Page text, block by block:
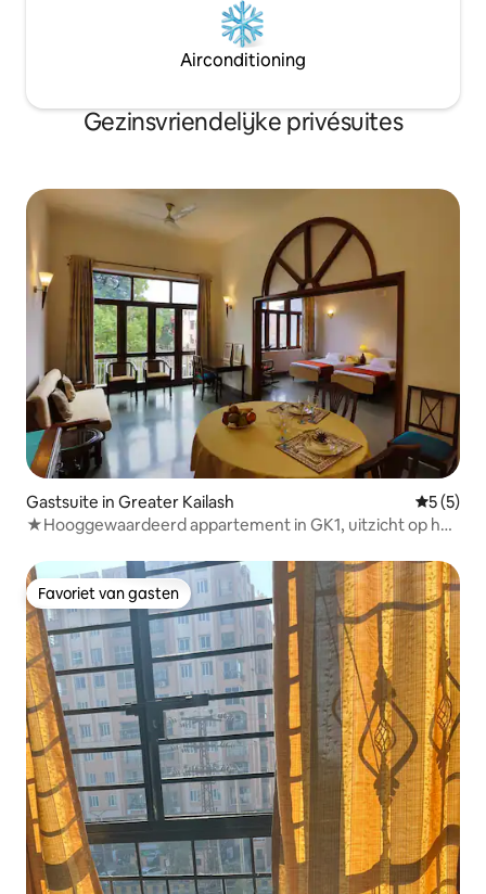
Airconditioning
Gezinsvriendelijke privésuites
Gastsuite in Greater Kailash
5 (5)
★Hooggewaardeerd appartement in GK1, uitzicht op het
Favoriet van gasten
Favoriet van gasten